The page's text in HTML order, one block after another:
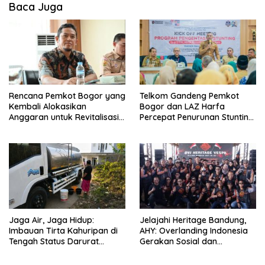
Baca Juga
Rencana Pemkot Bogor yang
Kembali Alokasikan
Anggaran untuk Revitalisasi
Alan Surawijaya
Telkom Gandeng Pemkot
Bogor dan LAZ Harfa
Percepat Penurunan Stunting
Jaga Air, Jaga Hidup:
Imbauan Tirta Kahuripan di
Tengah Status Darurat
Jelajahi Heritage Bandung,
AHY: Overlanding Indonesia
Gerakan Sosial dan